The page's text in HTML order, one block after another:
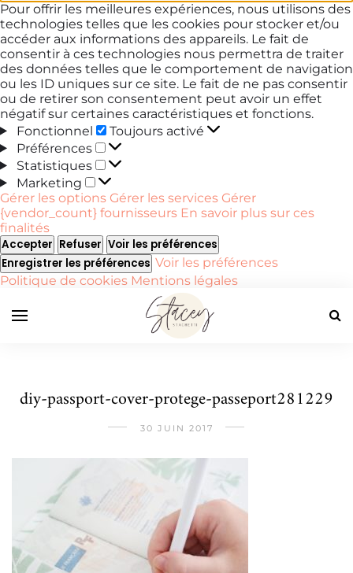
Pour offrir les meilleures expériences, nous utilisons des
technologies telles que les cookies pour stocker et/ou
accéder aux informations des appareils. Le fait de
consentir à ces technologies nous permettra de traiter
des données telles que le comportement de navigation
ou les ID uniques sur ce site. Le fait de ne pas consentir
ou de retirer son consentement peut avoir un effet
négatif sur certaines caractéristiques et fonctions.
Fonctionnel
Fonctionnel
Toujours activé
Préférences
Préférences
Statistiques
Statistiques
Marketing
Marketing
Gérer les options Gérer les services Gérer
{vendor_count} fournisseurs En savoir plus sur ces
finalités
Accepter Refuser Voir les préférences
Enregistrer les préférences Voir les préférences
Politique de cookies Mentions légales
diy-passport-cover-protege-passeport281229
30 JUIN 2017